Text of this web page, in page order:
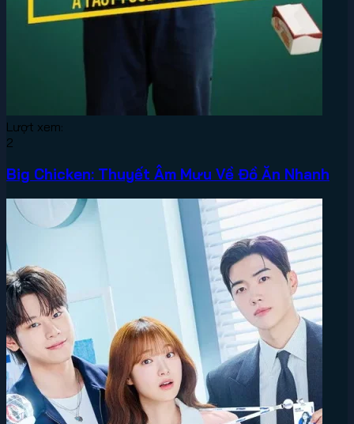
Lượt xem:
2
Big Chicken: Thuyết Âm Mưu Về Đồ Ăn Nhanh